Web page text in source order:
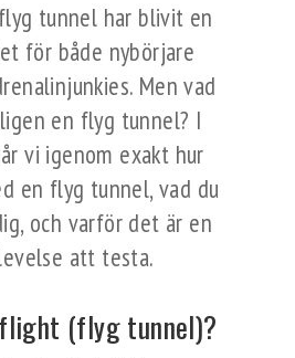
tunnel har blivit en
för både nybörjare
Men vad
en flyg tunnel? I
vi igenom exakt hur
en flyg tunnel, vad du
och varför det är en
att testa.
(flyg tunnel)?